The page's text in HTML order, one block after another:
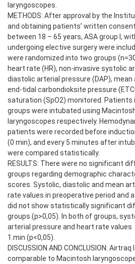
laryngoscopes.
METHODS: After approval by the
and obtaining patients’ written
between 18 – 65 years, ASA group I,
undergoing elective surgery were
were randomized into two groups
heart rate (HR), non-invasive systolic
diastolic arterial pressure (DAP), mean
end-tidal carbondioksite pressure
saturation (SpO2) monitored. Patients
groups were intubated using
laryngoscopes respectively.
patients were recorded before
(0 min), and every 5 minutes after
were compared statistically.
RESULTS: There were no significant
groups regarding demographic
scores. Systolic, diastolic and mean
rate values in preoperative period and at
did not show statistically significant
groups (p>0,05). In both of groups,
arterial pressure and heart rate
1.min (p<0,05).
DISCUSSION AND CONCLUSION:
comparable to Macintosh